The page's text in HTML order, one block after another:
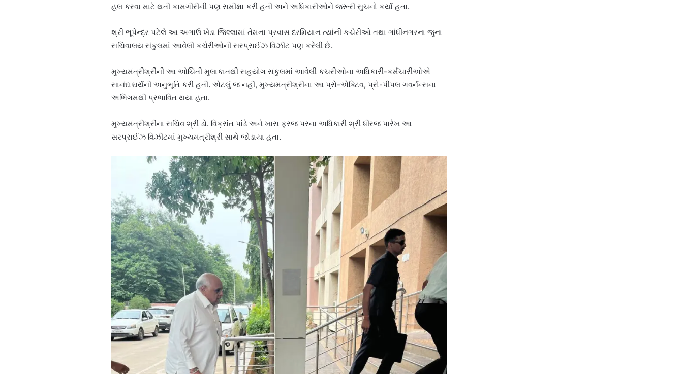
હલ કરવા માટે થતી કામગીરીની પણ સમીક્ષા કરી હતી અને અધિકારીઓને જરૂરી સુચનો કર્યા હતા.
શ્રી ભૂપેન્દ્ર પટેલે આ અગાઉ ખેડા જિલ્લામાં તેમના પ્રવાસ દરમિયાન ત્યાંની કચેરીઓ તથા ગાંધીનગરના જુના
સચિવાલય સંકુલમાં આવેલી કચેરીઓની સરપ્રાઈઝ વિઝીટ પણ કરેલી છે.
મુખ્યમંત્રીશ્રીની આ ઓચિંતી મુલાકાતથી સહયોગ સંકુલમાં આવેલી કચરીઓના અધિકારી-કર્મચારીઓએ
સાનંદાશ્ચર્યની અનુભૂતિ કરી હતી. એટલું જ નહીં, મુખ્યમંત્રીશ્રીના આ પ્રો-એક્ટિવ, પ્રો-પીપલ ગવર્નન્સના
અભિગમથી પ્રભાવિત થયા હતા.
મુખ્યમંત્રીશ્રીના સચિવ શ્રી ડો. વિક્રાંત પાંડે અને ખાસ ફરજ પરના અધિકારી શ્રી ધીરજ પારેખ આ
સરપ્રાઈઝ વિઝીટમાં મુખ્યમંત્રીશ્રી સાથે જોડાયા હતા.